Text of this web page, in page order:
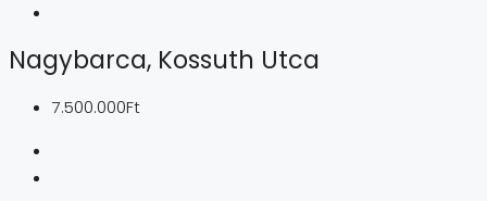
Nagybarca, Kossuth Utca
7.500.000Ft